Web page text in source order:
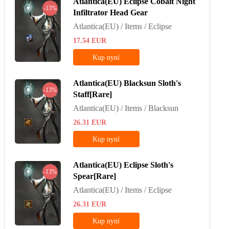
-13%
Infiltrator Head Gear
Atlantica(EU) / Items / Eclipse
17.54 EUR
Kup nyní
-13%
Atlantica(EU) Blacksun Sloth's
Staff[Rare]
Atlantica(EU) / Items / Blacksun
26.31 EUR
Kup nyní
-13%
Atlantica(EU) Eclipse Sloth's
Spear[Rare]
Atlantica(EU) / Items / Eclipse
26.31 EUR
Kup nyní